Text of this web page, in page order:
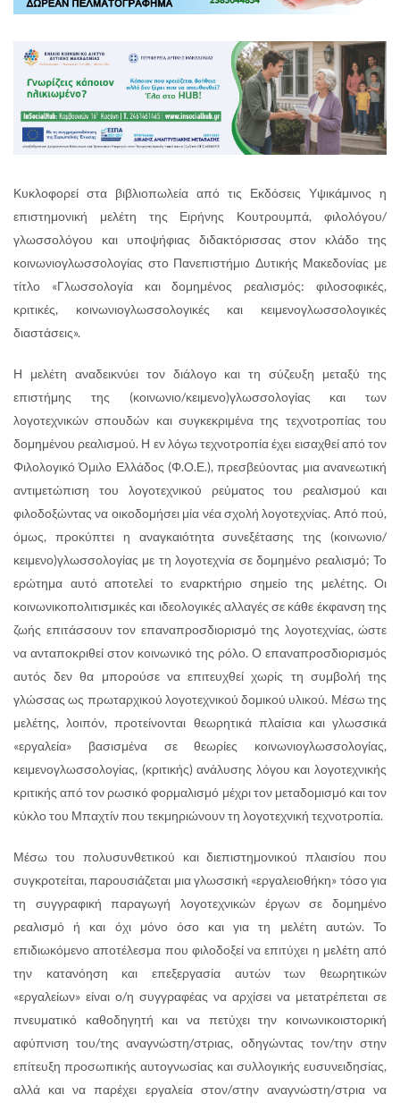
Κυκλοφορεί στα βιβλιοπωλεία από τις Εκδόσεις Υψικάμινος η
επιστημονική μελέτη της Ειρήνης Κουτρουμπά, φιλολόγου/
γλωσσολόγου και υποψήφιας διδακτόρισσας στον κλάδο της
κοινωνιογλωσσολογίας στο Πανεπιστήμιο Δυτικής Μακεδονίας με
τίτλο «Γλωσσολογία και δομημένος ρεαλισμός: φιλοσοφικές,
κριτικές, κοινωνιογλωσσολογικές και κειμενογλωσσολογικές
διαστάσεις».
Η μελέτη αναδεικνύει τον διάλογο και τη σύζευξη μεταξύ της
επιστήμης της (κοινωνιο/κειμενο)γλωσσολογίας και των
λογοτεχνικών σπουδών και συγκεκριμένα της τεχνοτροπίας του
δομημένου ρεαλισμού. Η εν λόγω τεχνοτροπία έχει εισαχθεί από τον
Φιλολογικό Όμιλο Ελλάδος (Φ.Ο.Ε.), πρεσβεύοντας μια ανανεωτική
αντιμετώπιση του λογοτεχνικού ρεύματος του ρεαλισμού και
φιλοδοξώντας να οικοδομήσει μία νέα σχολή λογοτεχνίας. Από πού,
όμως, προκύπτει η αναγκαιότητα συνεξέτασης της (κοινωνιο/
κειμενο)γλωσσολογίας με τη λογοτεχνία σε δομημένο ρεαλισμό; Το
ερώτημα αυτό αποτελεί το εναρκτήριο σημείο της μελέτης. Οι
κοινωνικοπολιτισμικές και ιδεολογικές αλλαγές σε κάθε έκφανση της
ζωής επιτάσσουν τον επαναπροσδιορισμό της λογοτεχνίας, ώστε
να ανταποκριθεί στον κοινωνικό της ρόλο. Ο επαναπροσδιορισμός
αυτός δεν θα μπορούσε να επιτευχθεί χωρίς τη συμβολή της
γλώσσας ως πρωταρχικού λογοτεχνικού δομικού υλικού. Μέσω της
μελέτης, λοιπόν, προτείνονται θεωρητικά πλαίσια και γλωσσικά
«εργαλεία» βασισμένα σε θεωρίες κοινωνιογλωσσολογίας,
κειμενογλωσσολογίας, (κριτικής) ανάλυσης λόγου και λογοτεχνικής
κριτικής από τον ρωσικό φορμαλισμό μέχρι τον μεταδομισμό και τον
κύκλο του Μπαχτίν που τεκμηριώνουν τη λογοτεχνική τεχνοτροπία.
Μέσω του πολυσυνθετικού και διεπιστημονικού πλαισίου που
συγκροτείται, παρουσιάζεται μια γλωσσική «εργαλειοθήκη» τόσο για
τη συγγραφική παραγωγή λογοτεχνικών έργων σε δομημένο
ρεαλισμό ή και όχι μόνο όσο και για τη μελέτη αυτών. Το
επιδιωκόμενο αποτέλεσμα που φιλοδοξεί να επιτύχει η μελέτη από
την κατανόηση και επεξεργασία αυτών των θεωρητικών
«εργαλείων» είναι ο/η συγγραφέας να αρχίσει να μετατρέπεται σε
πνευματικό καθοδηγητή και να πετύχει την κοινωνικοιστορική
αφύπνιση του/της αναγνώστη/στριας, οδηγώντας τον/την στην
επίτευξη προσωπικής αυτογνωσίας και συλλογικής ευσυνειδησίας,
αλλά και να παρέχει εργαλεία στον/στην αναγνώστη/στρια να